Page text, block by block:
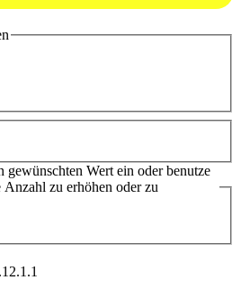
Wert ein oder benutze
zu erhöhen oder zu